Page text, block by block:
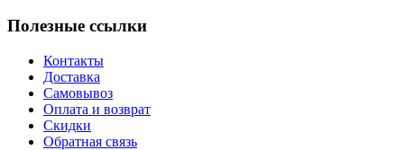
Полезные ссылки
Контакты
Доставка
Самовывоз
Оплата и возврат
Скидки
Обратная связь